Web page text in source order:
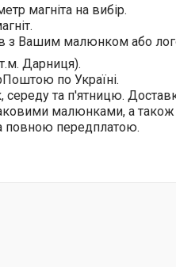
магніта на вибір.
з Вашим малюнком або
Дарниця).
по Україні.
середу та п'ятницю.
малюнками, а
повною передплатою.